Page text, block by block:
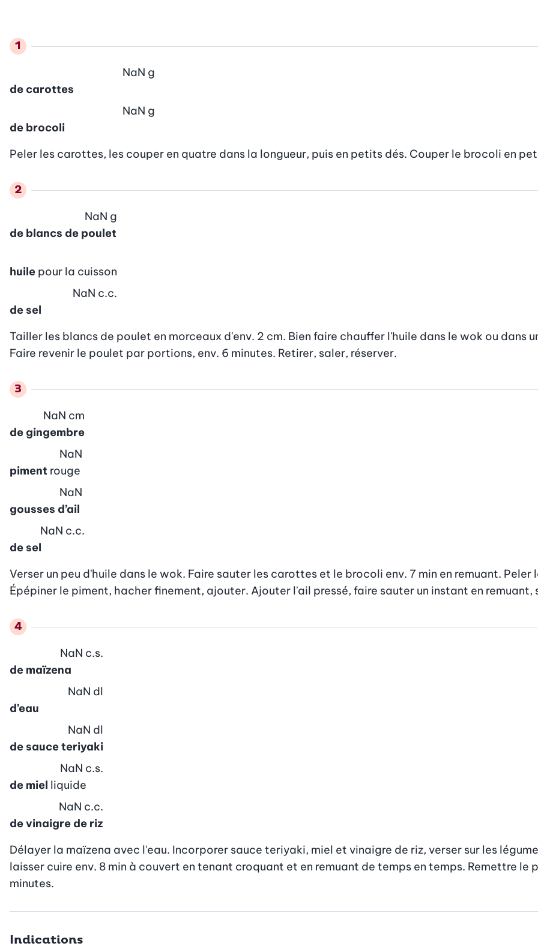
de carottes
NaN g
de brocoli
NaN g
Peler les carottes, les couper en quatre dans la longueur, puis en petits dés. Couper le brocoli en
de blancs de poulet
NaN g
huile pour la cuisson
de sel
NaN c.c.
Tailler les blancs de poulet en morceaux d'env. 2 cm. Bien faire chauffer l'huile dans le wok ou dans
Faire revenir le poulet par portions, env. 6 minutes. Retirer, saler, réserver.
de gingembre
NaN cm
piment rouge
NaN
gousses d’ail
NaN
de sel
NaN c.c.
Verser un peu d'huile dans le wok. Faire sauter les carottes et le brocoli env. 7 min en remuant.
Épépiner le piment, hacher finement, ajouter. Ajouter l'ail pressé, faire sauter un instant en remuant,
de maïzena
NaN c.s.
d’eau
NaN dl
de sauce teriyaki
NaN dl
de miel liquide
NaN c.s.
de vinaigre de riz
NaN c.c.
Délayer la maïzena avec l'eau. Incorporer sauce teriyaki, miel et vinaigre de riz, verser sur les
laisser cuire env. 8 min à couvert en tenant croquant et en remuant de temps en temps. Remettre le
minutes.
Indications